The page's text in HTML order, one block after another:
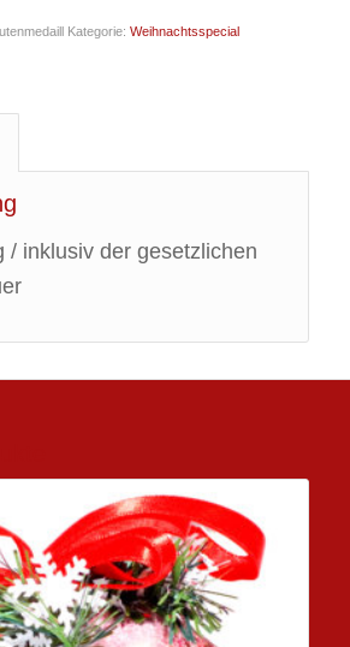
Kategorie: Weihnachtsspecial
/ inklusiv der gesetzlichen